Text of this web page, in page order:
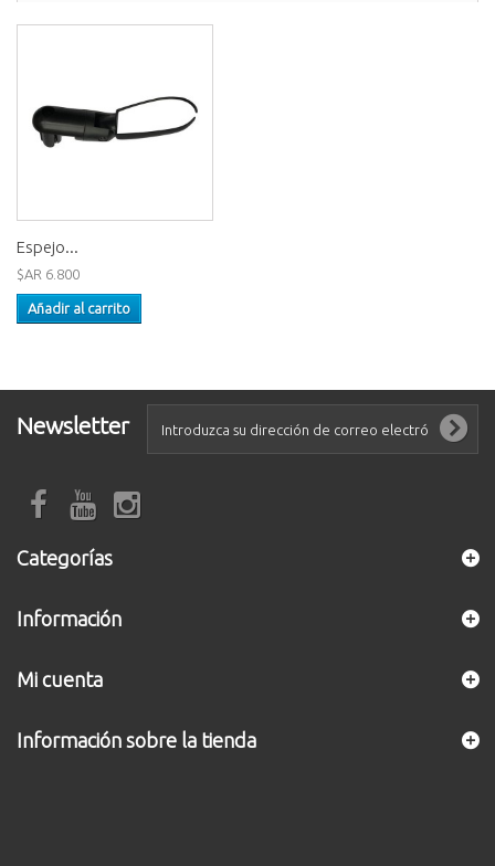
Espejo...
$AR 6.800
Añadir al carrito
Newsletter
Categorías
Información
Mi cuenta
Información sobre la tienda